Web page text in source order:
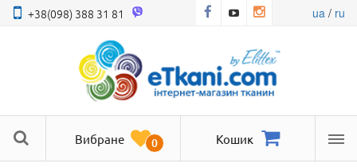
+38(098) 388 31 81 ua/ ru
Вибране 0 Кошик